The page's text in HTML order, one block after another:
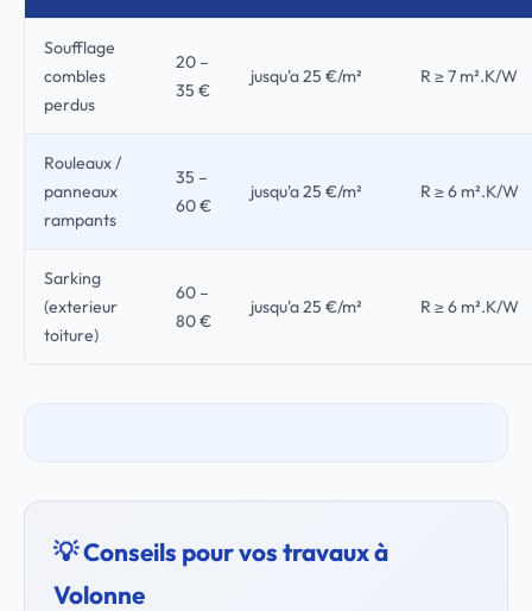
Soufflage
combles
perdus
20 –
35 €
jusqu'a 25 €/m² R ≥ 7 m².K/W
Rouleaux /
panneaux
rampants
35 –
60 €
jusqu'a 25 €/m² R ≥ 6 m².K/W
Sarking
(exterieur
toiture)
60 –
80 €
jusqu'a 25 €/m² R ≥ 6 m².K/W
💡 Conseils pour vos travaux à
Volonne